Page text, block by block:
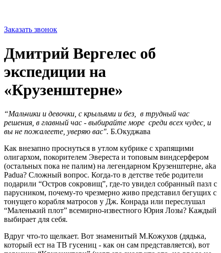
Заказать звонок
Дмитрий Вергелес об
экспедиции на
«Крузенштерне»
“Мальчики и девочки, с крыльями и без, в трудный час
решения, в главный час - выбирайте море среди всех чудес, и
вы не пожалеете, уверяю вас". Б.Окуджава
Как внезапно проснуться в утлом кубрике с храпящими
олигархом, покорителем Эвереста и топовым виндсерфером
(остальных пока не палим) на легендарном Крузенштерне, aka
Padua? Сложный вопрос. Когда-то в детстве тебе родители
подарили “Остров сокровищ”, где-то увидел собранный пазл с
парусником, почему-то чрезмерно живо представил бегущих с
тонущего корабля матросов у Дж. Конрада или переслушал
“Маленький плот” всемирно-известного Юрия Лозы? Каждый
выбирает для себя.
Вдруг что-то щелкает. Вот знаменитый М.Кожухов (дядька,
который ест на ТВ гусениц - как он сам представляется), вот